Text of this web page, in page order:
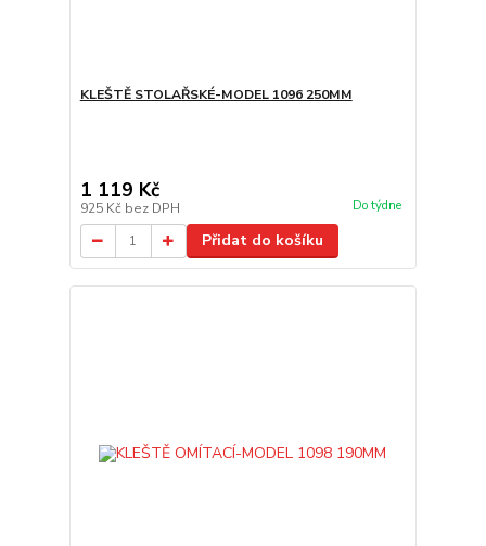
KLEŠTĚ STOLAŘSKÉ-MODEL 1096 250MM
1 119 Kč
925 Kč bez DPH Do týdne
Přidat do košíku